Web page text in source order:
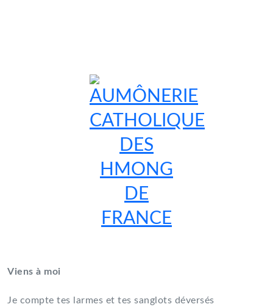
DES HMONG DE FRANCE
Viens à moi
Je compte tes larmes et tes sanglots déversés